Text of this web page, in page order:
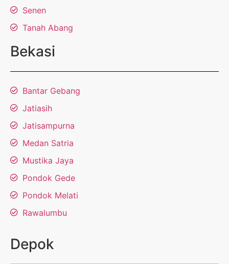
Senen
Tanah Abang
Bekasi
Bantar Gebang
Jatiasih
Jatisampurna
Medan Satria
Mustika Jaya
Pondok Gede
Pondok Melati
Rawalumbu
Depok